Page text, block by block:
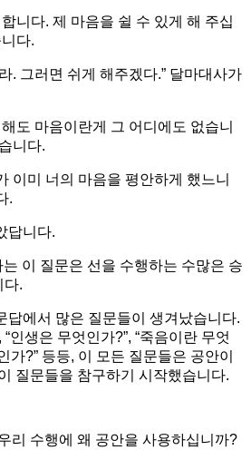
니다. 제 마음을 쉴 수 있게 해 주십
다.
. 그러면 쉬게 해주겠다.” 달마대사가
도 마음이란게 그 어디에도 없습니
니다.
이미 너의 마음을 평안하게 했느니
.
답니다.
는 이 질문은 선을 수행하는 수많은 승
다.
답에서 많은 질문들이 생겨났습니다.
인생은 무엇인가?”, “죽음이란 무엇
가?” 등등, 이 모든 질문들은 공안이
질문들을 참구하기 시작했습니다.
리 수행에 왜 공안을 사용하십니까?